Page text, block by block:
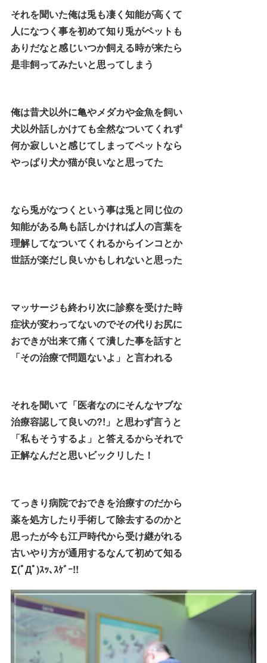
それを聞いた俺は兎も凄く知能が高くて
人になつく事を初めて知り兎がペットも
ありだなと感じいつか飼える時が来たら
是非飼ってみたいと思ってしまう
俺は昔犬以外に亀やメダカや金魚を飼い
犬以外話しかけても全然なついてくれず
何か寂しいと感じてしまってペットなら
やっぱり犬か猫が良いなと思ってた
なら兎がなつくという事は兎と同じ位の
知能がある鳥も話しかければ人の言葉を
理解してなついてくれるからインコとか
世話が楽だし良いかもしれないと思った
マッサージも終わり次に診察を受けた時
症状が変わってないのでその代りお尻に
おできが出来て痛くて潰した事を話すと
「その治療で問題ないよ」と言われる
それを聞いて「医者なのにそんなヤブな
治療容認して良いの?!」と思わず言うと
「私もそうするよ」と答えるからそれで
正解なんだと思いビックリした！
てっきり病院でおできを治療すのだから
薬を処方したり手術して除去するのかと
思ったが今も江戸時代から受け継がれる
古いやり方が通用するなんて初めて知る
∑(ﾟДﾟ)ｽｯ､ｽｹﾞｰ!!